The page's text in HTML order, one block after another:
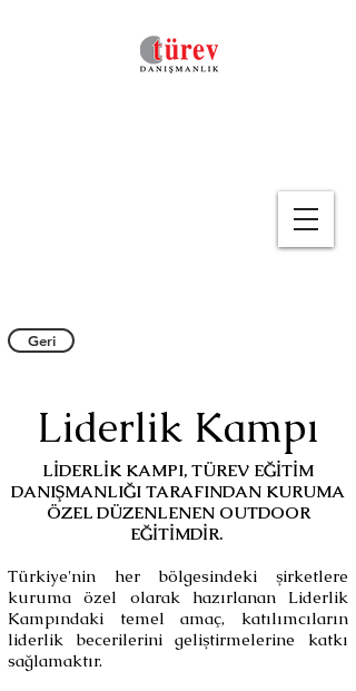
Geri
Liderlik Kampı
LİDERLİK KAMPI, TÜREV EĞİTİM
DANIŞMANLIĞI TARAFINDAN KURUMA
ÖZEL DÜZENLENEN OUTDOOR
EĞİTİMDİR.
Türkiye'nin her bölgesindeki şirketlere
kuruma özel olarak hazırlanan Liderlik
Kampındaki temel amaç, katılımcıların
liderlik becerilerini geliştirmelerine katkı
sağlamaktır.